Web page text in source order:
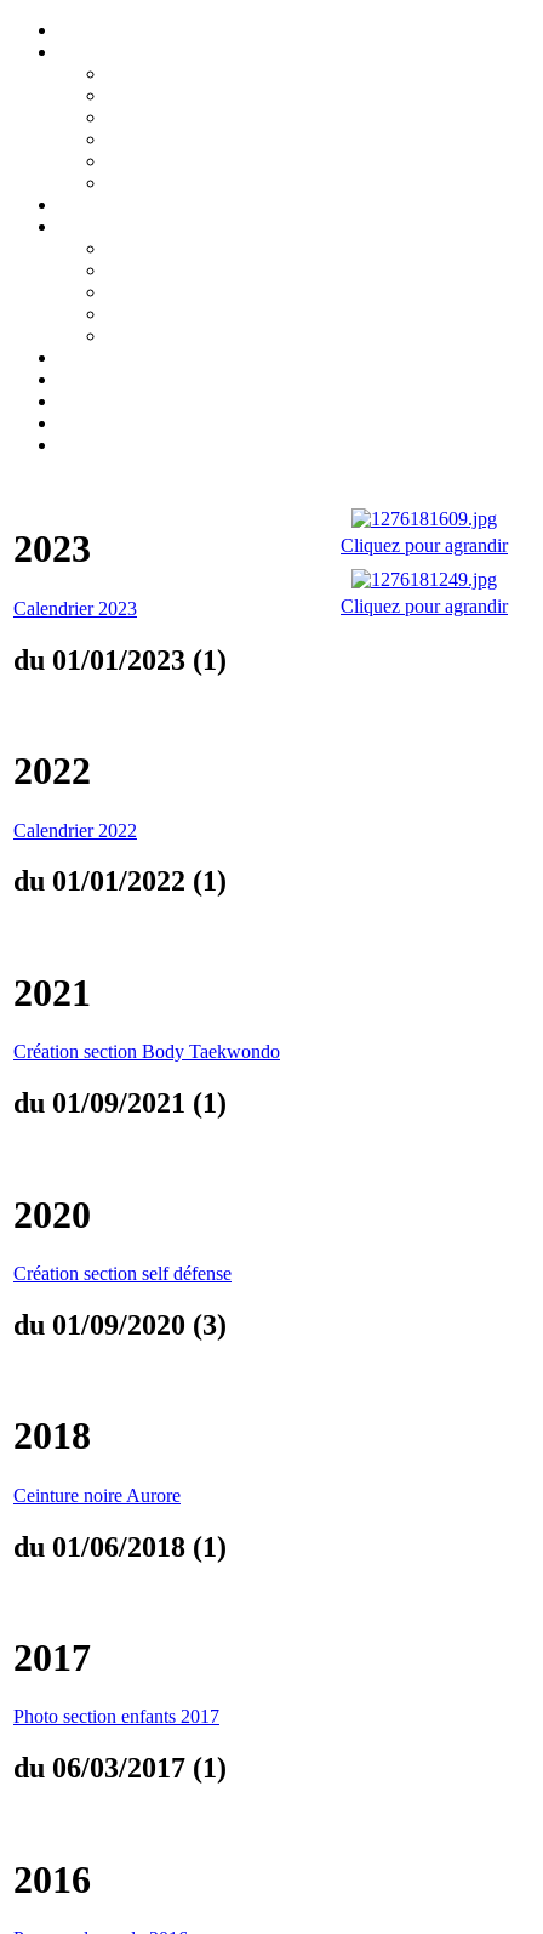
2023
Calendrier 2023
du 01/01/2023 (1)
2022
Calendrier 2022
du 01/01/2022 (1)
2021
Création section Body Taekwondo
du 01/09/2021 (1)
2020
Création section self défense
du 01/09/2020 (3)
2018
Ceinture noire Aurore
du 01/06/2018 (1)
2017
Photo section enfants 2017
du 06/03/2017 (1)
2016
Cliquez pour agrandir
Cliquez pour agrandir